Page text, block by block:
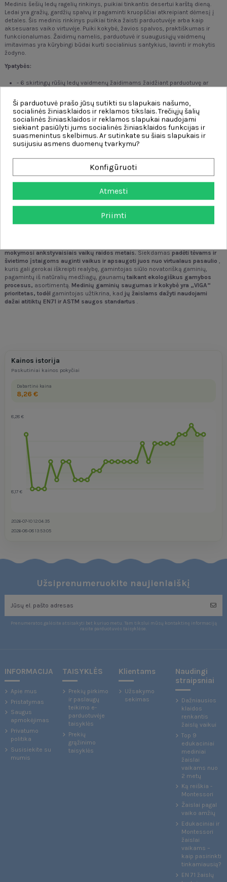
Medinis šešių ledų ragelių rinkinys, puikiai tinkantis desertui karštą dieną.
Ledai yra gražių, gardžių spalvų ir pagaminti kruopščiai atkreipiant dėmesį į
detales. Šis medinis rinkinys puikiai tinka žaisti parduotuvėje arba kaip
aksesuaras vaiko virtuvėje. Puiki kokybė, žavios spalvos, praktiškumas ir
funkcionalumas. Žaidimų namelis, parduotuvė ir suaugusiųjų vaidmenų
imitavimas yra kūrybingi būdai kurti socialinius santykius, lavinti ir mokytis
žodyno.
Ypatybės:
- 6 skirtingų rūšių ledų vaidmenų žaidimams žaidžiant parduotuvę ar
- puikus virtuvės aksesuarų papildymas,
- ledai dedami ant medinio stovo, idealiai tinkančio laikymui ir
eksponavimui,
- gaminys pagamintas vien iš medienos
-dažyta netoksiškais dažaistodėl jis yra visiškai saugus vaikui.
Žaislas ugdo:
- vaiko kūrybiškumą ir socialinius įgūdžius,
- vaiko vaizduotę ir pojūčius,
- rankiniai įgūdžiai,
- koncentracija,
- motorinė koordinacija
, įregistruotas 2003 m.
mokymosi ankstyvaisiais vaikų raidos metais. Siekdamas padėti tėvams ir
švietimo įstaigoms auginti vaikus ir apsaugoti juos nuo virtualaus pasaulio
kuris gali gerokai iškreipti realybę, gamintojas siūlo novatorišką gaminių,
pagamintų iš natūralių medžiagų, gaunamų taikant ekologiškus gamybos
procesus, asortimentą. Medinių gaminių saugumas ir kokybė yra „VIGA“
prioritetas, todėl gamintojas užtikrina, kad jų žaislams dažyti naudojami
dažai atitiktų EN71 ir ASTM saugos standartus
Kainos istorija
Paskutiniai kainos pokyčiai
Dabartinė kaina
8,26 €
8,28 €
8,17 €
2026-07-10 12:04:35
2026-08-08 13:53:05
Užsiprenumeruokite naujienlaiškį
Prenumeratos galėsite atsisakyti bet kuriuo metu. Tam tikslui mūsų kontaktinę informaciją
rasite parduotuvės taisyklėse.
INFORMACIJA
Apie mus
Pristatymas
Saugus
apmokėjimas
Privatumo
politika
Susisiekite su
mumis
TAISYKLĖS
Prekių pirkimo
ir paslaugų
teikimo e-
parduotuvėje
taisyklės
Prekių
grąžinimo
taisyklės
Klientams
Užsakymo
sekimas
Naudingi
straipsniai
Dažniausios
klaidos
renkantis
žaislą vaikui
Top 9
edukaciniai
mediniai
žaislai
vaikams nuo
2 metų
Ką reiškia -
Montessori
Žaislai pagal
vaiko amžių
Edukaciniai ir
Montessori
žaislai
vaikams –
kaip pasirinkti
tinkamiausią?
EN 71 žaislų
Ši parduotuvė prašo jūsų sutikti su slapukais našumo,
socialinės žiniasklaidos ir reklamos tikslais. Trečiųjų šalių
socialinės žiniasklaidos ir reklamos slapukai naudojami
siekiant pasiūlyti jums socialinės žiniasklaidos funkcijas ir
suasmenintus skelbimus. Ar sutinkate su šiais slapukais ir
susijusiu asmens duomenų tvarkymu?
Konfigūruoti
Atmesti
Priimti